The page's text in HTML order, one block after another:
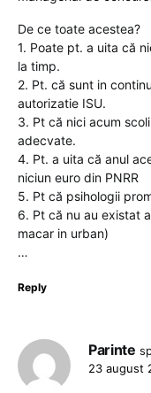
De ce toate acestea?
1. Poate pt. a uita că
la timp.
2. Pt. că sunt in
autorizatie ISU.
3. Pt că nici acum
adecvate.
4. Pt. a uita că anul
niciun euro din PNRR
5. Pt că psihologii
6. Pt că nu au existat
macar in urban)
…
Reply
Parinte
23 august